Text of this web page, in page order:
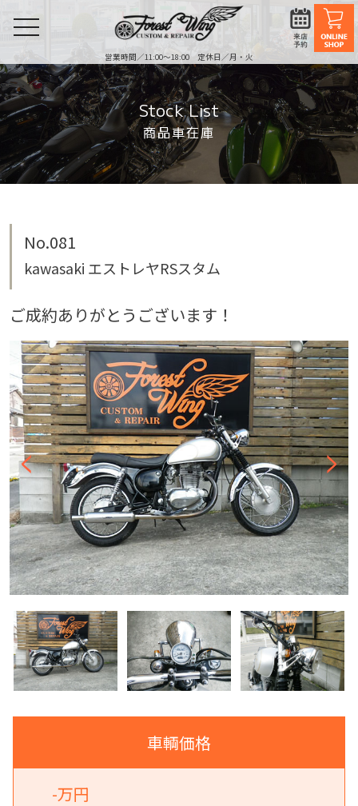
営業時間／11:00〜18:00 定休日／月・火
toggle
navigation
Stock List
商品車在庫
No.081
kawasaki エストレヤRSスタム
ご成約ありがとうございます！
車輌価格
-万円